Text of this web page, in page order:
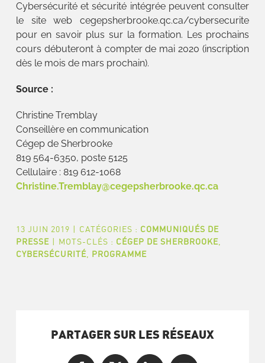
Cybersécurité et sécurité intégrée peuvent consulter
le site web cegepsherbrooke.qc.ca/cybersecurite
pour en savoir plus sur la formation. Les prochains
cours débuteront à compter de mai 2020 (inscription
dès le mois de mars prochain).
Source :
Christine Tremblay
Conseillère en communication
Cégep de Sherbrooke
819 564-6350, poste 5125
Cellulaire : 819 612-1068
Christine.Tremblay@cegepsherbrooke.qc.ca
13 JUIN 2019 | CATÉGORIES : COMMUNIQUÉS DE
PRESSE | MOTS-CLÉS : CÉGEP DE SHERBROOKE,
CYBERSÉCURITÉ, PROGRAMME
PARTAGER SUR LES RÉSEAUX